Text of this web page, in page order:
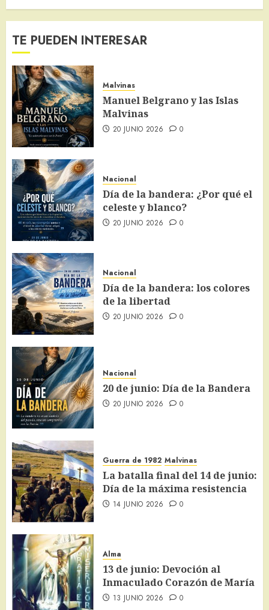
TE PUEDEN INTERESAR
Malvinas
Manuel Belgrano y las Islas
Malvinas
20 JUNIO 2026 0
Nacional
Día de la bandera: ¿Por qué el
celeste y blanco?
20 JUNIO 2026 0
Nacional
Día de la bandera: los colores
de la libertad
20 JUNIO 2026 0
Nacional
20 de junio: Día de la Bandera
20 JUNIO 2026 0
Guerra de 1982 Malvinas
La batalla final del 14 de junio:
Día de la máxima resistencia
14 JUNIO 2026 0
Alma
13 de junio: Devoción al
Inmaculado Corazón de María
13 JUNIO 2026 0